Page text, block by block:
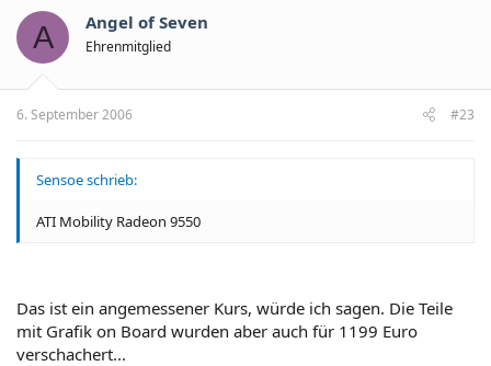
A Angel of Seven
Ehrenmitglied
6. September 2006 #23
Sensoe schrieb:
ATI Mobility Radeon 9550
Das ist ein angemessener Kurs, würde ich sagen. Die Teile
mit Grafik on Board wurden aber auch für 1199 Euro
verschachert...